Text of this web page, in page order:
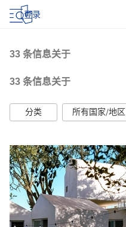
登录
33 条信息关于
33 条信息关于
分类 所有国家/地区